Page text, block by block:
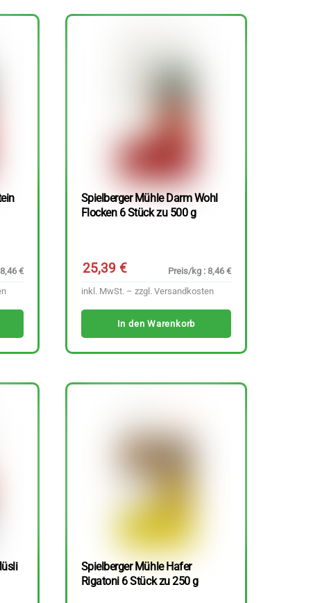
€
Spielberger Mühle Darm Wohl
Flocken 6 Stück zu 500 g
25,39€
Preis/kg : 8,46 €
inkl. MwSt. – zzgl. Versandkosten
In den Warenkorb
Spielberger Mühle Hafer
Rigatoni 6 Stück zu 250 g